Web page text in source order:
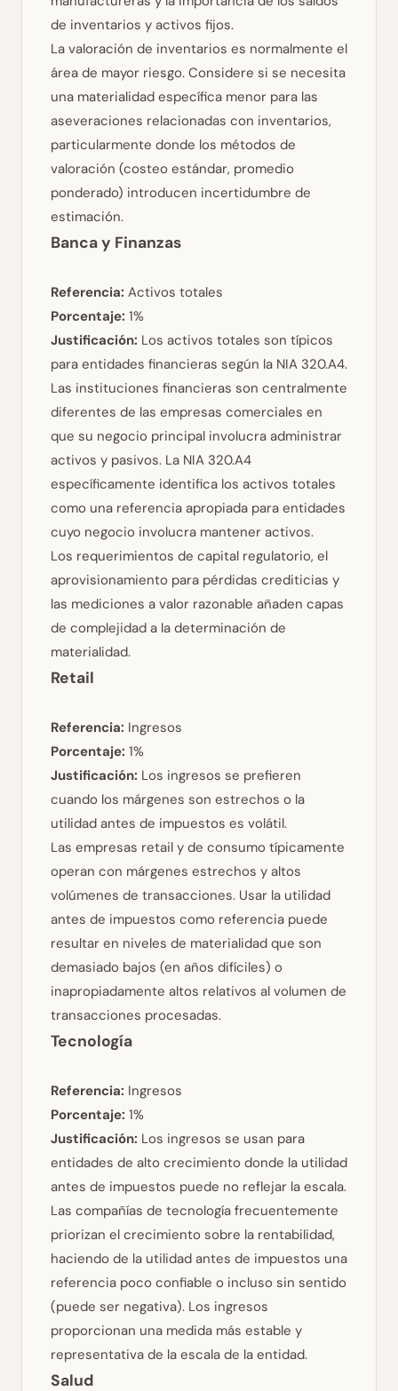
de inventarios y activos fijos.
La valoración de inventarios es normalmente el
área de mayor riesgo. Considere si se necesita
una materialidad específica menor para las
aseveraciones relacionadas con inventarios,
particularmente donde los métodos de
valoración (costeo estándar, promedio
ponderado) introducen incertidumbre de
estimación.
Banca y Finanzas
Referencia: Activos totales
Porcentaje: 1%
Justificación: Los activos totales son típicos
para entidades financieras según la NIA 320.A4.
Las instituciones financieras son centralmente
diferentes de las empresas comerciales en
que su negocio principal involucra administrar
activos y pasivos. La NIA 320.A4
específicamente identifica los activos totales
como una referencia apropiada para entidades
cuyo negocio involucra mantener activos.
Los requerimientos de capital regulatorio, el
aprovisionamiento para pérdidas crediticias y
las mediciones a valor razonable añaden capas
de complejidad a la determinación de
materialidad.
Retail
Referencia: Ingresos
Porcentaje: 1%
Justificación: Los ingresos se prefieren
cuando los márgenes son estrechos o la
utilidad antes de impuestos es volátil.
Las empresas retail y de consumo típicamente
operan con márgenes estrechos y altos
volúmenes de transacciones. Usar la utilidad
antes de impuestos como referencia puede
resultar en niveles de materialidad que son
demasiado bajos (en años difíciles) o
inapropiadamente altos relativos al volumen de
transacciones procesadas.
Tecnología
Referencia: Ingresos
Porcentaje: 1%
Justificación: Los ingresos se usan para
entidades de alto crecimiento donde la utilidad
antes de impuestos puede no reflejar la escala.
Las compañías de tecnología frecuentemente
priorizan el crecimiento sobre la rentabilidad,
haciendo de la utilidad antes de impuestos una
referencia poco confiable o incluso sin sentido
(puede ser negativa). Los ingresos
proporcionan una medida más estable y
representativa de la escala de la entidad.
Salud